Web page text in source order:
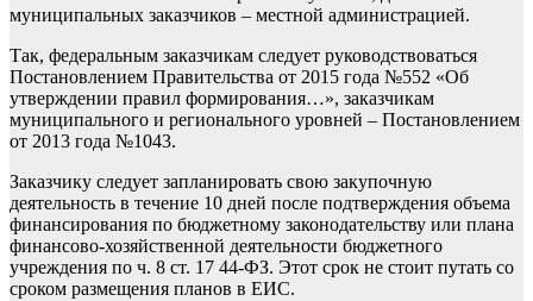
муниципальных заказчиков – местной администрацией.
Так, федеральным заказчикам следует руководствоваться
Постановлением Правительства от 2015 года №552 «Об
утверждении правил формирования…», заказчикам
муниципального и регионального уровней – Постановлением
от 2013 года №1043.
Заказчику следует запланировать свою закупочную
деятельность в течение 10 дней после подтверждения объема
финансирования по бюджетному законодательству или плана
финансово-хозяйственной деятельности бюджетного
учреждения по ч. 8 ст. 17 44-ФЗ. Этот срок не стоит путать со
сроком размещения планов в ЕИС.